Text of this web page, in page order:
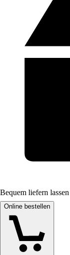
Bequem liefern lassen
Online bestellen